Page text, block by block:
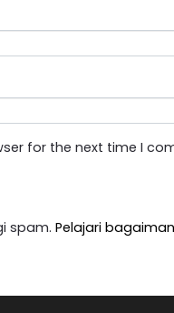
for the next time I
spam. Pelajari